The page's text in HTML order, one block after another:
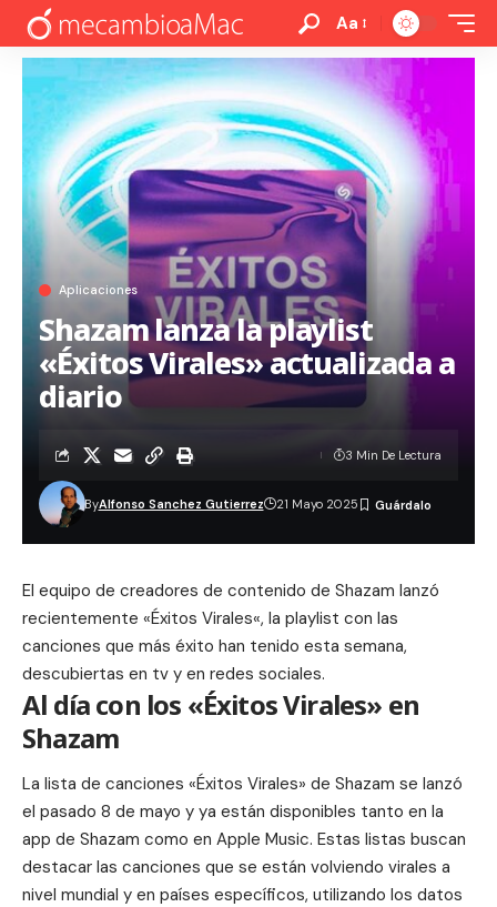
Aa
Aplicaciones
Shazam lanza la playlist
«Éxitos Virales» actualizada a
diario
ByAlfonso Sanchez Gutierrez 21 Mayo 2025
3 Min De Lectura
El equipo de creadores de contenido de Shazam lanzó
recientemente «Éxitos Virales«, la playlist con las
canciones que más éxito han tenido esta semana,
descubiertas en tv y en redes sociales.
Al día con los «Éxitos Virales» en
Shazam
La lista de canciones «Éxitos Virales» de Shazam se lanzó
el pasado 8 de mayo y ya están disponibles tanto en la
app de Shazam como en Apple Music. Estas listas buscan
destacar las canciones que se están volviendo virales a
nivel mundial y en países específicos, utilizando los datos